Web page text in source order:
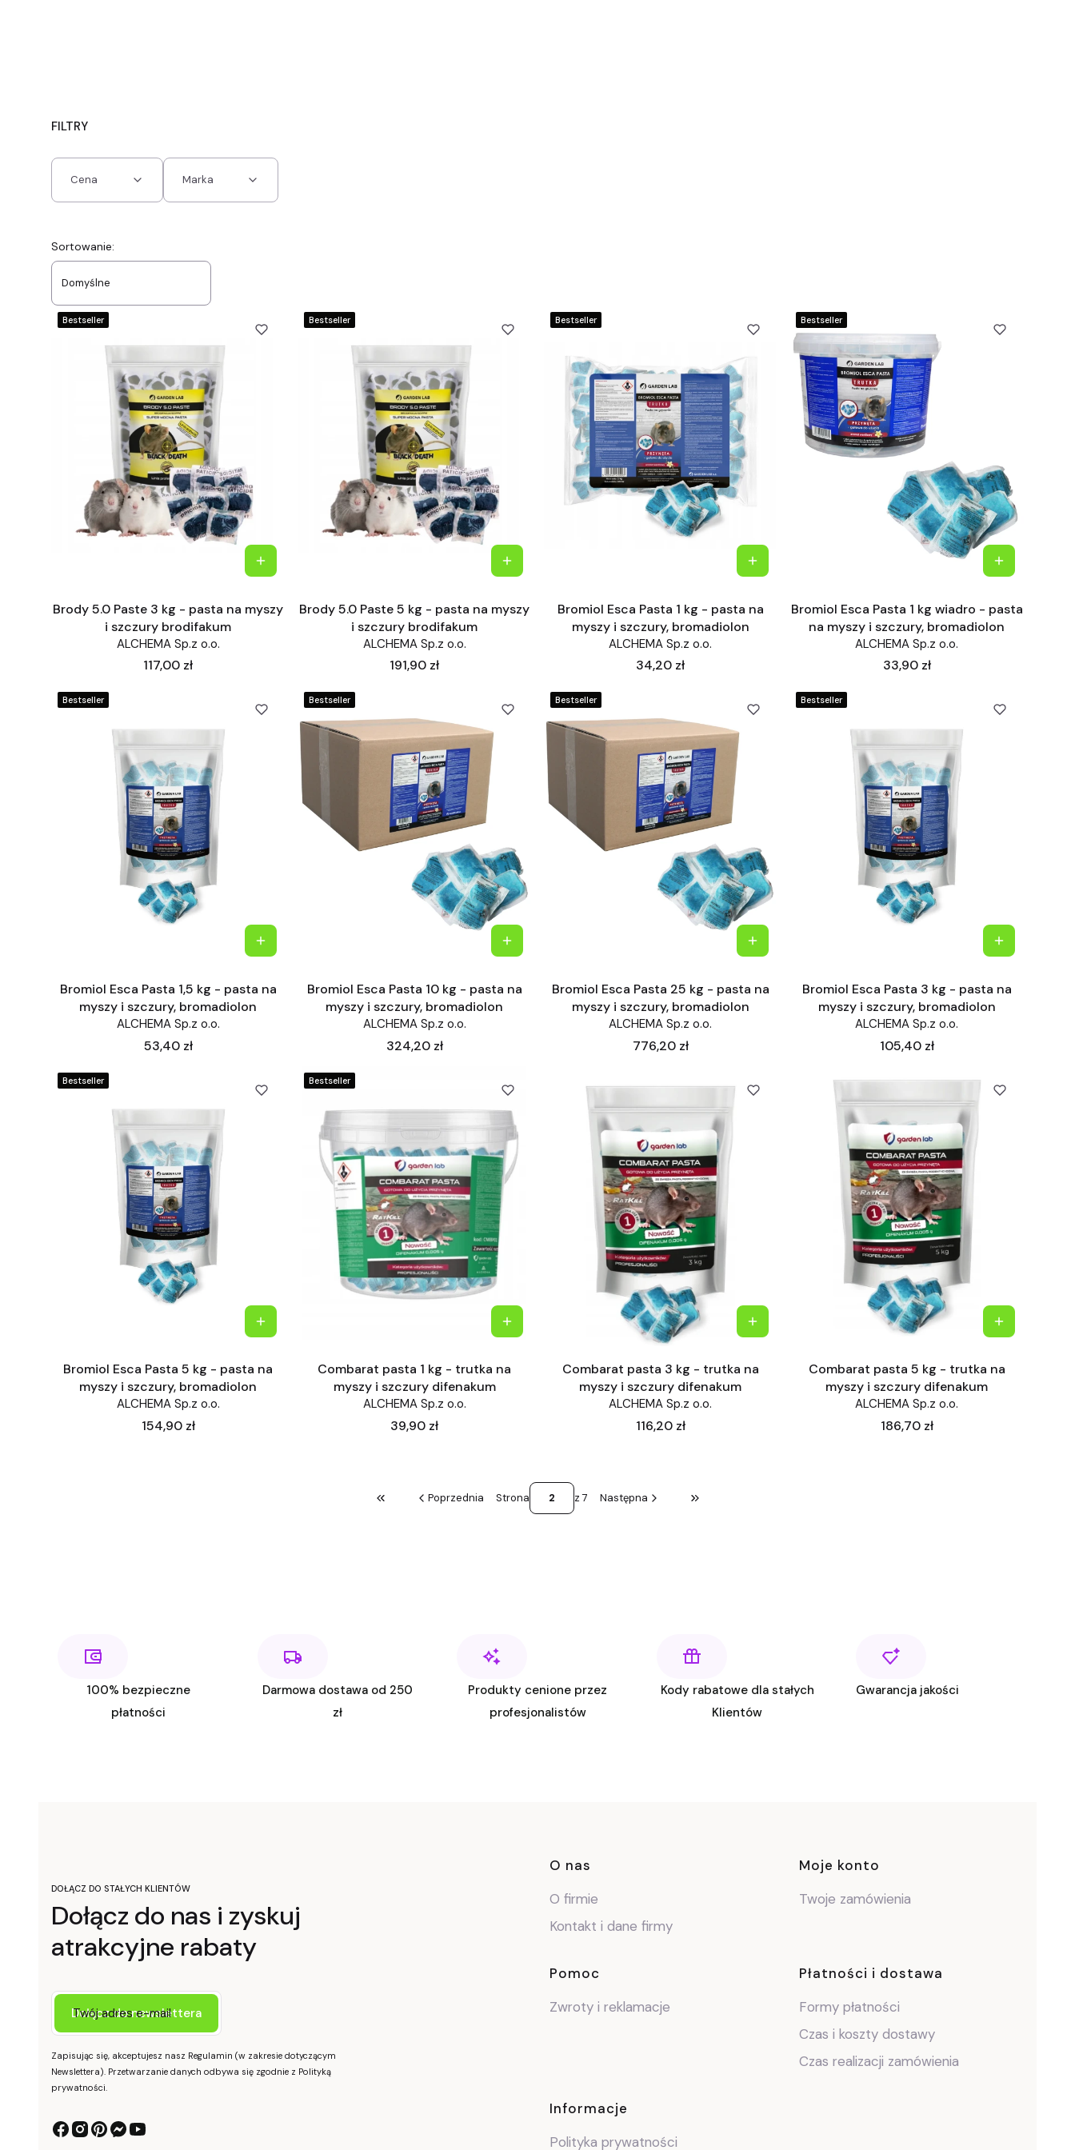
FILTRY
Cena Marka
Lista produktów
Sortowanie:
Domyślne
Bestseller
Brody 5.0 Paste 3 kg - pasta na myszy
i szczury brodifakum
ALCHEMA Sp.z o.o.
Cena
117,00 zł
Bestseller
Brody 5.0 Paste 5 kg - pasta na myszy
i szczury brodifakum
ALCHEMA Sp.z o.o.
Cena
191,90 zł
Bestseller
Bromiol Esca Pasta 1 kg - pasta na
myszy i szczury, bromadiolon
ALCHEMA Sp.z o.o.
Cena
34,20 zł
Bestseller
Bromiol Esca Pasta 1 kg wiadro - pasta
na myszy i szczury, bromadiolon
ALCHEMA Sp.z o.o.
Cena
33,90 zł
Bestseller
Bromiol Esca Pasta 1,5 kg - pasta na
myszy i szczury, bromadiolon
ALCHEMA Sp.z o.o.
Cena
53,40 zł
Bestseller
Bromiol Esca Pasta 10 kg - pasta na
myszy i szczury, bromadiolon
ALCHEMA Sp.z o.o.
Cena
324,20 zł
Bestseller
Bromiol Esca Pasta 25 kg - pasta na
myszy i szczury, bromadiolon
ALCHEMA Sp.z o.o.
Cena
776,20 zł
Bestseller
Bromiol Esca Pasta 3 kg - pasta na
myszy i szczury, bromadiolon
ALCHEMA Sp.z o.o.
Cena
105,40 zł
Bestseller
Bromiol Esca Pasta 5 kg - pasta na
myszy i szczury, bromadiolon
ALCHEMA Sp.z o.o.
Cena
154,90 zł
Bestseller
Combarat pasta 1 kg - trutka na
myszy i szczury difenakum
ALCHEMA Sp.z o.o.
Cena
39,90 zł
Combarat pasta 3 kg - trutka na
myszy i szczury difenakum
ALCHEMA Sp.z o.o.
Cena
116,20 zł
Combarat pasta 5 kg - trutka na
myszy i szczury difenakum
ALCHEMA Sp.z o.o.
Cena
186,70 zł
Wróć do pierwszej strony z produktami
Poprzednia Strona z 7 Następna Przejdź do ostatniej strony z produktami
100% bezpieczne
płatności
Darmowa dostawa od 250
zł
Produkty cenione przez
profesjonalistów
Kody rabatowe dla stałych
Klientów
Gwarancja jakości
DOŁĄCZ DO STAŁYCH KLIENTÓW
Dołącz do nas i zyskuj
atrakcyjne rabaty
Twój adres e-mail
Dołącz do newslettera
Zapisując się, akceptujesz nasz Regulamin (w zakresie dotyczącym
Newslettera). Przetwarzanie danych odbywa się zgodnie z Polityką
prywatności.
Linki w stopce
O nas
O firmie
Kontakt i dane firmy
Moje konto
Twoje zamówienia
Pomoc
Zwroty i reklamacje
Płatności i dostawa
Formy płatności
Czas i koszty dostawy
Czas realizacji zamówienia
Informacje
Polityka prywatności